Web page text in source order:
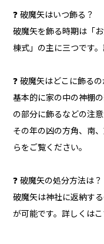
❓ 破魔矢はいつ飾る？
破魔矢を飾る時期は「
棟式」の主に三つです
❓ 破魔矢はどこに飾るの
基本的に家の中の神棚
の部分に飾るなどの注
その年の凶の方角、南
らをご覧ください。
❓ 破魔矢の処分方法は？
破魔矢は神社に返納す
が可能です。詳しくは